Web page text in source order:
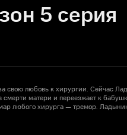
5 серия
свою любовь к хирургии. Сейчас
матери и переезжает к
любого хирурга — тремор.
но получает неожиданное